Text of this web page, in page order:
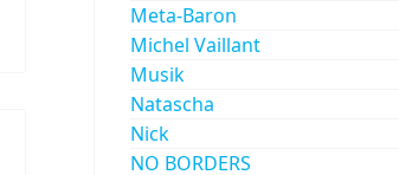
Meta-Baron
Michel Vaillant
Musik
Natascha
Nick
NO BORDERS